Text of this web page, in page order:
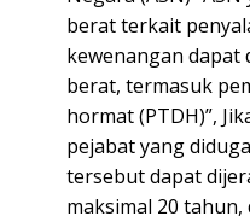
berat terkait
kewenangan
berat, termasuk
hormat (PTDH)”,
pejabat yang
tersebut dapat
maksimal 20